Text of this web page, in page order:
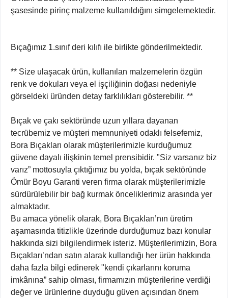
şasesinde pirinç malzeme kullanıldığını simgelemektedir.
Bıçağımız 1.sınıf deri kılıfı ile birlikte gönderilmektedir.
** Size ulaşacak ürün, kullanılan malzemelerin özgün
renk ve dokuları veya el işçiliğinin doğası nedeniyle
görseldeki üründen detay farklılıkları gösterebilir. **
Bıçak ve çakı sektöründe uzun yıllara dayanan
tecrübemiz ve müşteri memnuniyeti odaklı felsefemiz,
Bora Bıçakları olarak müşterilerimizle kurduğumuz
güvene dayalı ilişkinin temel prensibidir. "Siz varsanız biz
varız” mottosuyla çıktığımız bu yolda, bıçak sektöründe
Ömür Boyu Garanti veren firma olarak müşterilerimizle
sürdürülebilir bir bağ kurmak önceliklerimiz arasında yer
almaktadır.
Bu amaca yönelik olarak, Bora Bıçakları’nın üretim
aşamasında titizlikle üzerinde durduğumuz bazı konular
hakkında sizi bilgilendirmek isteriz. Müşterilerimizin, Bora
Bıçakları’ndan satın alarak kullandığı her ürün hakkında
daha fazla bilgi edinerek "kendi çıkarlarını koruma
imkânına” sahip olması, firmamızın müşterilerine verdiği
değer ve ürünlerine duyduğu güven açısından önem